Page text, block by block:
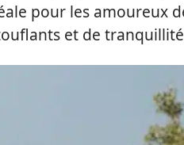
pour les amoureux
et de